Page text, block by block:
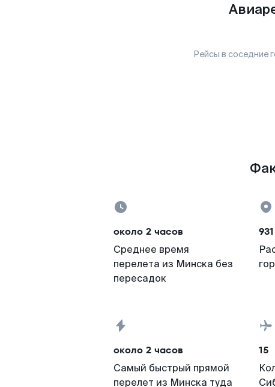
Рейсы в соседние
около 2 часов
Среднее время
перелета из Минска без
пересадок
около 2 часов
Самый быстрый прямой
перелет из Минска туда
15